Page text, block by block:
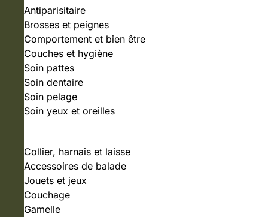
Antiparisitaire
Brosses et peignes
Comportement et bien être
Couches et hygiène
Soin pattes
Soin dentaire
Soin pelage
Soin yeux et oreilles
Collier, harnais et laisse
Accessoires de balade
Jouets et jeux
Couchage
Gamelle